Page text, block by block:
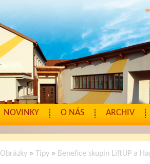
NOVINKY O NÁS ARCHIV
Obrázky » Tipy » Benefice skupin LiftUP a